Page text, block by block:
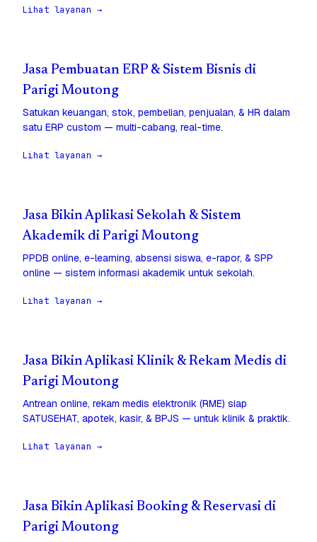
Lihat layanan →
Jasa Pembuatan ERP & Sistem Bisnis di
Parigi Moutong
Satukan keuangan, stok, pembelian, penjualan, & HR dalam
satu ERP custom — multi-cabang, real-time.
Lihat layanan →
Jasa Bikin Aplikasi Sekolah & Sistem
Akademik di Parigi Moutong
PPDB online, e-learning, absensi siswa, e-rapor, & SPP
online — sistem informasi akademik untuk sekolah.
Lihat layanan →
Jasa Bikin Aplikasi Klinik & Rekam Medis di
Parigi Moutong
Antrean online, rekam medis elektronik (RME) siap
SATUSEHAT, apotek, kasir, & BPJS — untuk klinik & praktik.
Lihat layanan →
Jasa Bikin Aplikasi Booking & Reservasi di
Parigi Moutong